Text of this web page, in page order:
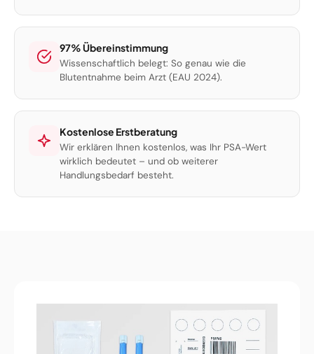
97% Übereinstimmung
Wissenschaftlich belegt: So genau wie die
Blutentnahme beim Arzt (EAU 2024).
Kostenlose Erstberatung
Wir erklären Ihnen kostenlos, was Ihr PSA-Wert
wirklich bedeutet – und ob weiterer
Handlungsbedarf besteht.